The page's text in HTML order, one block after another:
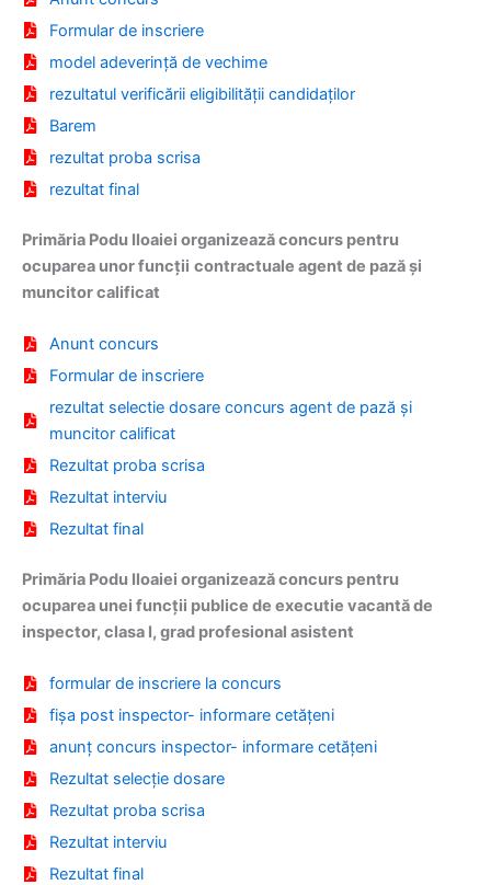
Formular de inscriere
model adeverință de vechime
rezultatul verificării eligibilității candidaților
Barem
rezultat proba scrisa
rezultat final
Primăria Podu Iloaiei organizează concurs pentru
ocuparea unor funcții contractuale agent de pază și
muncitor calificat
Anunt concurs
Formular de inscriere
rezultat selectie dosare concurs agent de pază și
muncitor calificat
Rezultat proba scrisa
Rezultat interviu
Rezultat final
Primăria Podu Iloaiei organizează concurs pentru
ocuparea unei funcții publice de executie vacantă de
inspector, clasa I, grad profesional asistent
formular de inscriere la concurs
fișa post inspector- informare cetățeni
anunț concurs inspector- informare cetățeni
Rezultat selecție dosare
Rezultat proba scrisa
Rezultat interviu
Rezultat final